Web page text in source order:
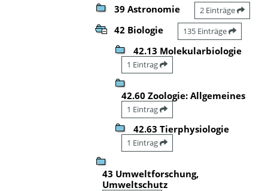
39 Astronomie 2 Einträge
42 Biologie 135 Einträge
42.13 Molekularbiologie
1 Eintrag
42.60 Zoologie: Allgemeines
1 Eintrag
42.63 Tierphysiologie
1 Eintrag
43 Umweltforschung,
Umweltschutz